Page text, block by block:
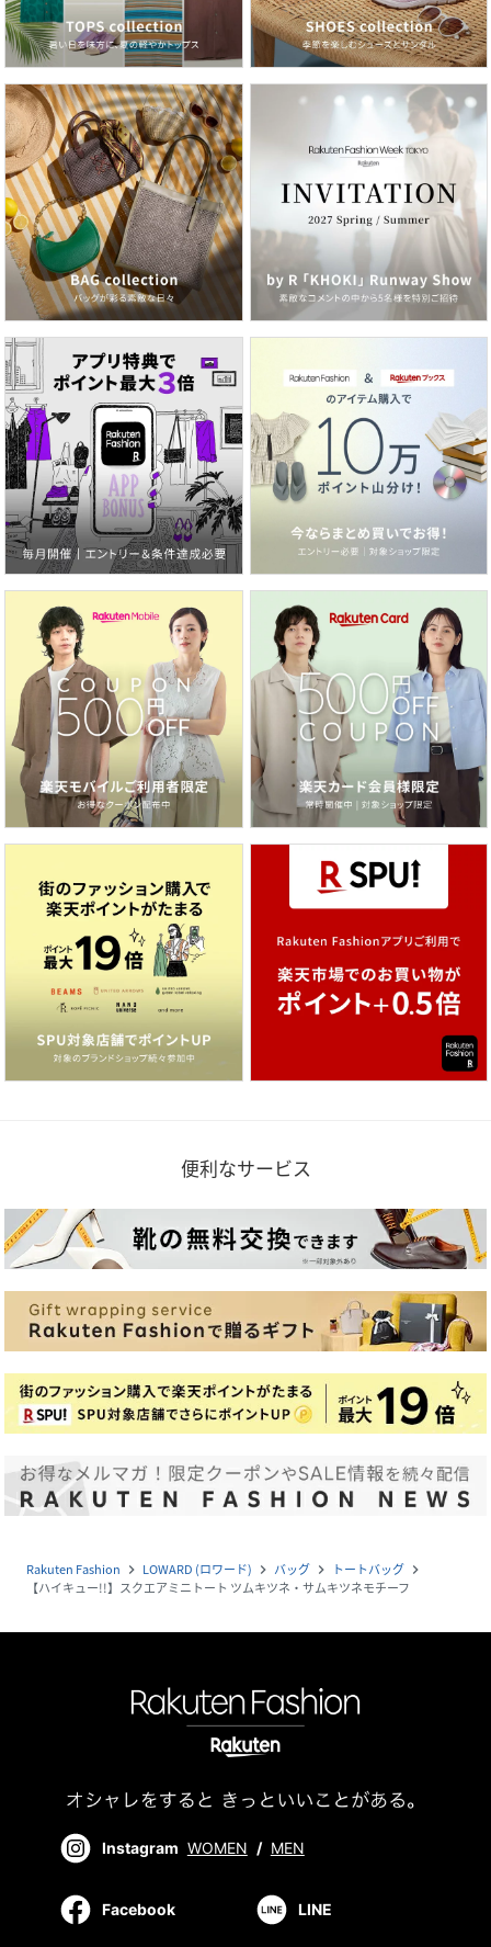
便利なサービス
Rakuten Fashion navigate_next LOWARD (ロワード) navigate_next バッグ navigate_next トートバッグ navigate_next
【ハイキュー!!】スクエアミニトート ツムキツネ・サムキツネモチーフ
Instagram WOMEN / MEN
Facebook LINE